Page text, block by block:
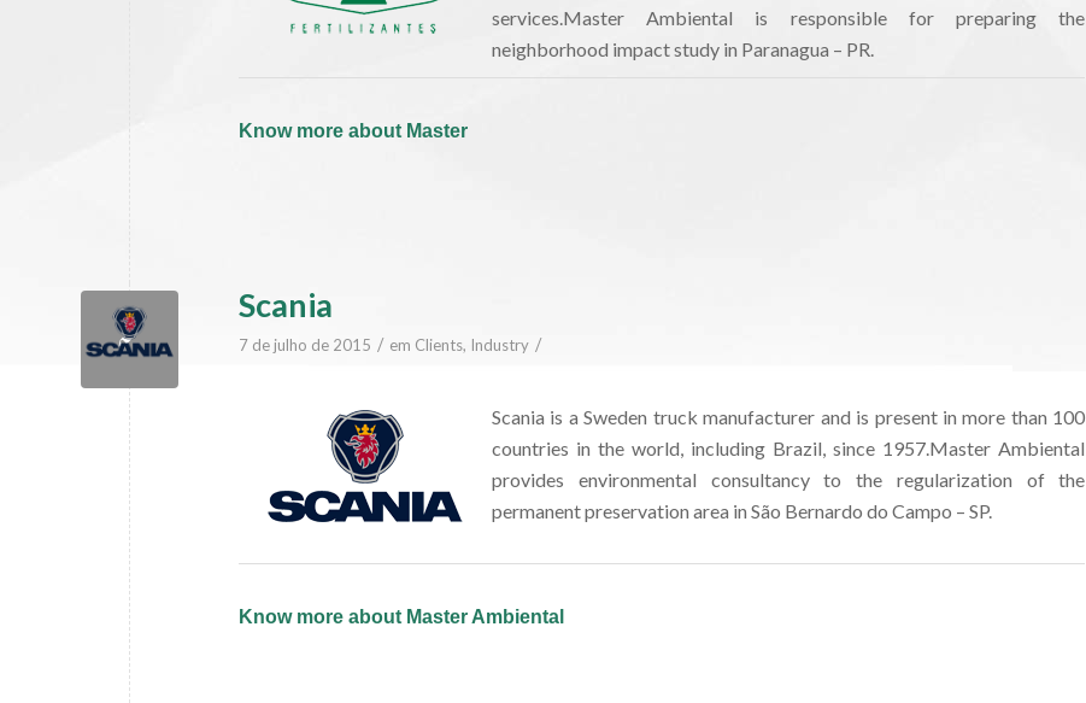
services.Master Ambiental is responsible for preparing the
neighborhood impact study in Paranagua – PR.
Know more about Master
Scania
7 de julho de 2015 / em Clients, Industry /
Scania is a Sweden truck manufacturer and is present in more than 100
countries in the world, including Brazil, since 1957.Master Ambiental
provides environmental consultancy to the regularization of the
permanent preservation area in São Bernardo do Campo – SP.
Know more about Master Ambiental